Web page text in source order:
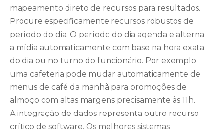
mapeamento direto de recursos para resultados.
Procure especificamente recursos robustos de
período do dia. O período do dia agenda e alterna
a mídia automaticamente com base na hora exata
do dia ou no turno do funcionário. Por exemplo,
uma cafeteria pode mudar automaticamente de
menus de café da manhã para promoções de
almoço com altas margens precisamente às 11h.
A integração de dados representa outro recurso
crítico de software. Os melhores sistemas